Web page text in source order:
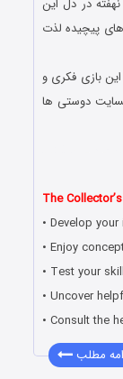
در دل این
پیچیده لذت
بازی فکری و
دوستی ها
The
• Develop
• Enjoy
• Test your
• Uncover
• Consult the
مطلب